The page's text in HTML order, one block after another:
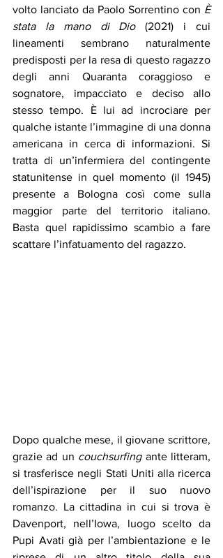
volto lanciato da Paolo Sorrentino con È
stata la mano di Dio (2021) i cui
lineamenti sembrano naturalmente
predisposti per la resa di questo ragazzo
degli anni Quaranta coraggioso e
sognatore, impacciato e deciso allo
stesso tempo. È lui ad incrociare per
qualche istante l’immagine di una donna
americana in cerca di informazioni. Si
tratta di un’infermiera del contingente
statunitense in quel momento (il 1945)
presente a Bologna così come sulla
maggior parte del territorio italiano.
Basta quel rapidissimo scambio a fare
scattare l’infatuamento del ragazzo.
Dopo qualche mese, il giovane scrittore,
grazie ad un couchsurfing ante litteram,
si trasferisce negli Stati Uniti alla ricerca
dell’ispirazione per il suo nuovo
romanzo. La cittadina in cui si trova è
Davenport, nell’Iowa, luogo scelto da
Pupi Avati già per l’ambientazione e le